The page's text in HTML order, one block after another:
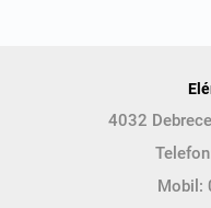
4032
Mobil: